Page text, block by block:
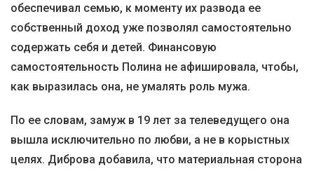
обеспечивал семью, к моменту их развода ее
собственный доход уже позволял самостоятельно
содержать себя и детей. Финансовую
самостоятельность Полина не афишировала, чтобы,
как выразилась она, не умалять роль мужа.
По ее словам, замуж в 19 лет за телеведущего она
вышла исключительно по любви, а не в корыстных
целях. Диброва добавила, что материальная сторона